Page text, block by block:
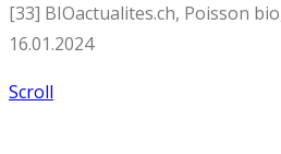
[33] BIOactualites.ch, Poisson
16.01.2024
Scroll